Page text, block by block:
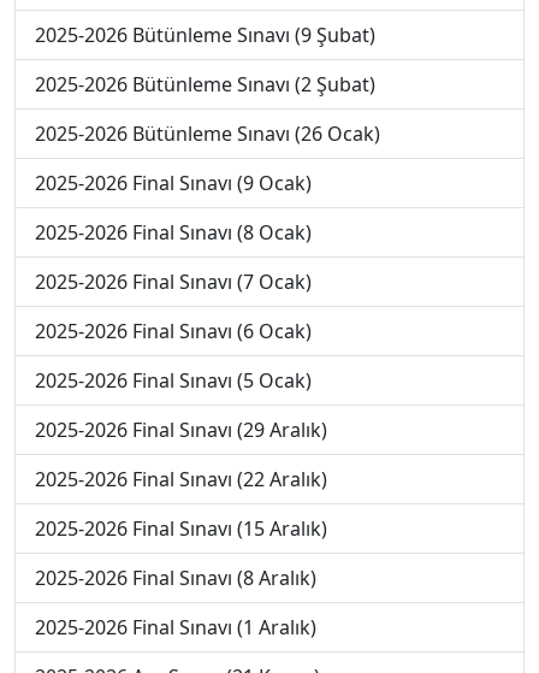
2025-2026 Bütünleme Sınavı (9 Şubat)
2025-2026 Bütünleme Sınavı (2 Şubat)
2025-2026 Bütünleme Sınavı (26 Ocak)
2025-2026 Final Sınavı (9 Ocak)
2025-2026 Final Sınavı (8 Ocak)
2025-2026 Final Sınavı (7 Ocak)
2025-2026 Final Sınavı (6 Ocak)
2025-2026 Final Sınavı (5 Ocak)
2025-2026 Final Sınavı (29 Aralık)
2025-2026 Final Sınavı (22 Aralık)
2025-2026 Final Sınavı (15 Aralık)
2025-2026 Final Sınavı (8 Aralık)
2025-2026 Final Sınavı (1 Aralık)